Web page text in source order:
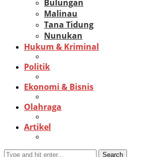
Bulungan
Malinau
Tana Tidung
Nunukan
Hukum & Kriminal
Politik
Ekonomi & Bisnis
Olahraga
Artikel
Search